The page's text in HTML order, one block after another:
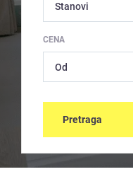
CENA
Pretraga